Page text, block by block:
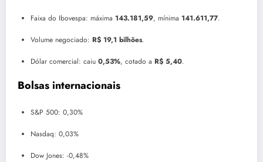
Faixa do Ibovespa: máxima 143.181,59, mínima 141.611,77.
Volume negociado: R$ 19,1 bilhões.
Dólar comercial: caiu 0,53%, cotado a R$ 5,40.
Bolsas internacionais
S&P 500: 0,30%
Nasdaq: 0,03%
Dow Jones: -0,48%